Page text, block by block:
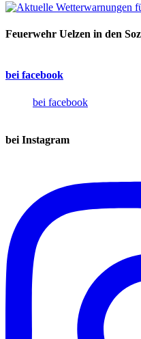
Feuerwehr Uelzen in den
bei facebook
bei facebook
bei Instagram